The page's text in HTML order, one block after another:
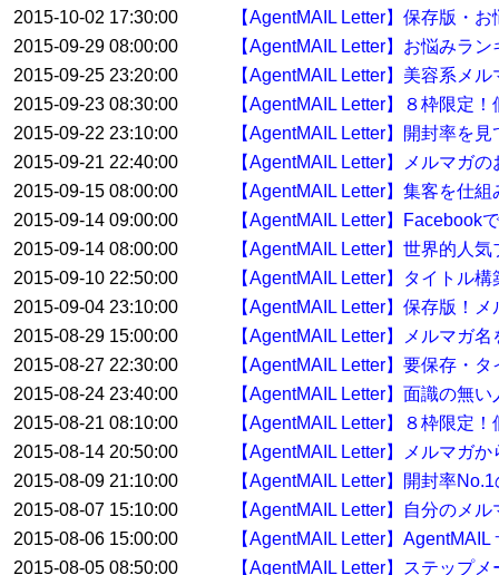
2015-10-02 17:30:00
【AgentMAIL Letter】保存版・
2015-09-29 08:00:00
【AgentMAIL Letter】お悩みラ
2015-09-25 23:20:00
【AgentMAIL Letter】美容系メ
2015-09-23 08:30:00
【AgentMAIL Letter】８枠限定
2015-09-22 23:10:00
【AgentMAIL Letter】開封率を
2015-09-21 22:40:00
【AgentMAIL Letter】メルマガ
2015-09-15 08:00:00
【AgentMAIL Letter】集客を仕
2015-09-14 09:00:00
【AgentMAIL Letter】Facebook
2015-09-14 08:00:00
【AgentMAIL Letter】世界的人
2015-09-10 22:50:00
【AgentMAIL Letter】タイトル
2015-09-04 23:10:00
【AgentMAIL Letter】保存版！
2015-08-29 15:00:00
【AgentMAIL Letter】メルマガ
2015-08-27 22:30:00
【AgentMAIL Letter】要保存・
2015-08-24 23:40:00
【AgentMAIL Letter】面識の無
2015-08-21 08:10:00
【AgentMAIL Letter】８枠限定
2015-08-14 20:50:00
【AgentMAIL Letter】メルマガ
2015-08-09 21:10:00
【AgentMAIL Letter】開封率
2015-08-07 15:10:00
【AgentMAIL Letter】自分のメ
2015-08-06 15:00:00
【AgentMAIL Letter】
2015-08-05 08:50:00
【AgentMAIL Letter】ステップ